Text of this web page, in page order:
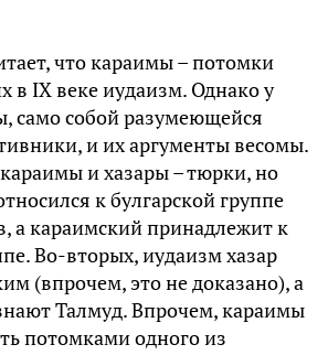
что караимы – потомки
в IX веке иудаизм. Однако у
само собой разумеющейся
и их аргументы весомы.
и хазары – тюрки, но
к булгарской группе
а караимский принадлежит к
Во-вторых, иудаизм хазар
(впрочем, это не доказано), а
Талмуд. Впрочем, караимы
потомками одного из